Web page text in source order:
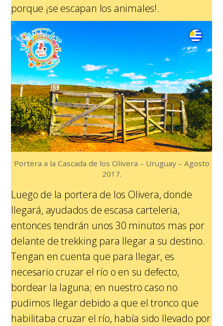
porque ¡se escapan los animales!.
Portera a la Cascada de los Olivera – Uruguay – Agosto
2017.
Luego de la portera de los Olivera, donde
llegará, ayudados de escasa carteleria,
entonces tendrán unos 30 minutos mas por
delante de trekking para llegar a su destino.
Tengan en cuenta que para llegar, es
necesario cruzar el río o en su defecto,
bordear la laguna; en nuestro caso no
pudimos llegar debido a que el tronco que
habilitaba cruzar el río, había sido llevado por